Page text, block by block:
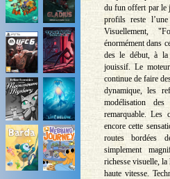
du fun offert par le
profils reste
Visuellement,
énormément dans
des le début, à la
jouissif. Le
continue de faire
dynamique, les
modélisation
remarquable. Les
encore cette
routes bordées
simplement
richesse visuelle, la
haute vitesse.